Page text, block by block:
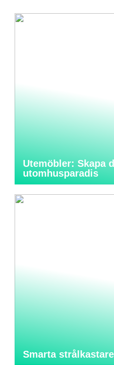
Utemöbler: Skapa
utomhusparadis
Smarta